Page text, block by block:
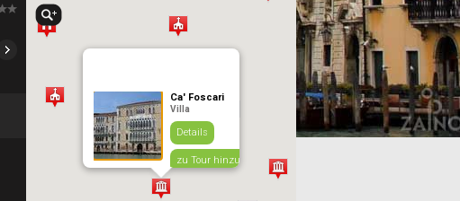
Ca' Foscari
Villa
Details
zu Tour hinzufügen